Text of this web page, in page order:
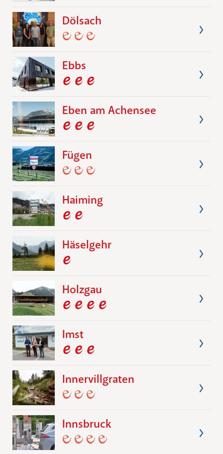
Dölsach
Ebbs
Eben am Achensee
Fügen
Haiming
Häselgehr
Holzgau
Imst
Innervillgraten
Innsbruck